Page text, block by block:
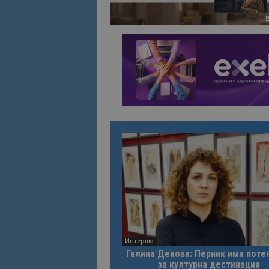
Интервю
Галина Декова: Перник има
за културна дестинация
_ga_B09EBBY8PY
_ga_WXPDN4HSCV
_ga_FK650GXHRZ
_ga
Име